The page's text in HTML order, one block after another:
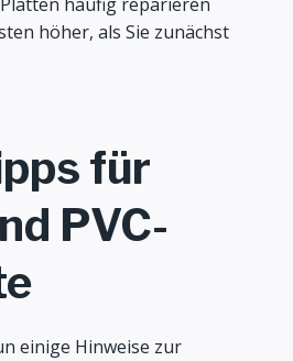
höher, als Sie zunächst
für
PVC-
einige Hinweise zur